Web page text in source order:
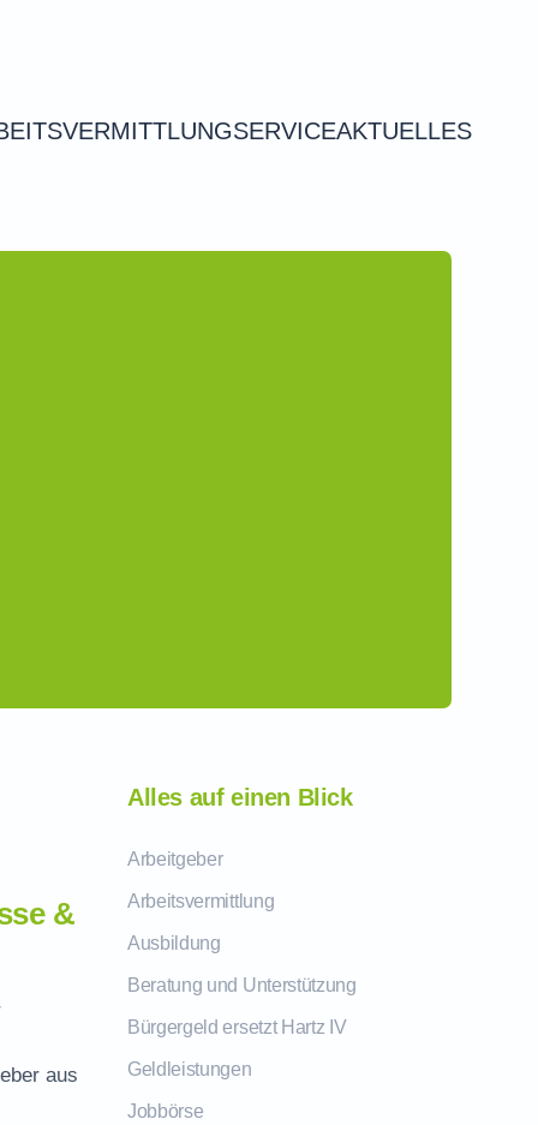
SERVICEAKTUELLES
&
aus
Alles auf einen Blick
Arbeitgeber
Arbeitsvermittlung
Ausbildung
Beratung und Unterstützung
Bürgergeld ersetzt Hartz IV
Geldleistungen
Jobbörse